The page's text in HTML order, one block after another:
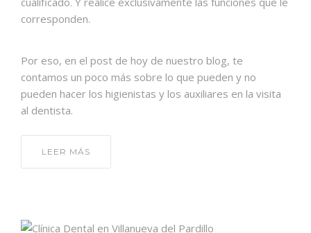
corresponden.
Por eso, en el post de hoy de nuestro blog, te
contamos un poco más sobre lo que pueden y no
pueden hacer los higienistas y los auxiliares en la visita
al dentista.
LEER MÁS